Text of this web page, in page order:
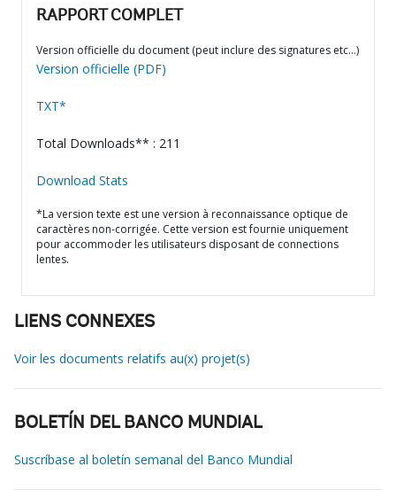
RAPPORT COMPLET
Version officielle du document (peut inclure des signatures etc…)
Version officielle (PDF)
TXT*
Total Downloads** : 211
Download Stats
*La version texte est une version à reconnaissance optique de
caractères non-corrigée. Cette version est fournie uniquement
pour accommoder les utilisateurs disposant de connections
lentes.
LIENS CONNEXES
Voir les documents relatifs au(x) projet(s)
BOLETÍN DEL BANCO MUNDIAL
Suscríbase al boletín semanal del Banco Mundial